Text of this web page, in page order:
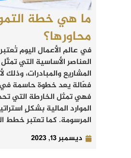
ما هي خطة
محاورها؟
في عالم الأعمال اليوم
العناصر الأساسية التي
المشاريع والمبادرات،
فعّالة يعد خطوة حاسمة في
فهي تمثل الخارطة التي
الموارد المالية بشكلٍ
المرسومة. كما تعتبر خطط
ديسمبر 13, 2023